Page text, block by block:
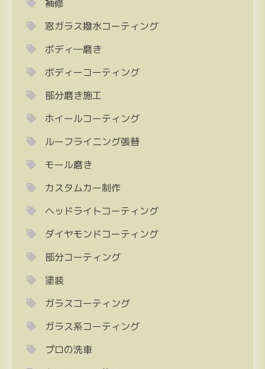
補修
窓ガラス撥水コーティング
ボディ―磨き
ボディーコーティング
部分磨き施工
ホイールコーティング
ルーフライニング張替
モール磨き
カスタムカー制作
ヘッドライトコーティング
ダイヤモンドコーティング
部分コーティング
塗装
ガラスコーティング
ガラス系コーティング
プロの洗車